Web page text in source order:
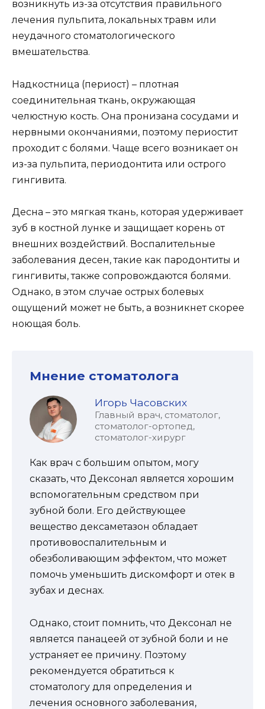
возникнуть из-за отсутствия правильного
лечения пульпита, локальных травм или
неудачного стоматологического
вмешательства.
Надкостница (периост) – плотная
соединительная ткань, окружающая
челюстную кость. Она пронизана сосудами и
нервными окончаниями, поэтому периостит
проходит с болями. Чаще всего возникает он
из-за пульпита, периодонтита или острого
гингивита.
Десна – это мягкая ткань, которая удерживает
зуб в костной лунке и защищает корень от
внешних воздействий. Воспалительные
заболевания десен, такие как пародонтиты и
гингивиты, также сопровождаются болями.
Однако, в этом случае острых болевых
ощущений может не быть, а возникнет скорее
ноющая боль.
Мнение стоматолога
Игорь Часовских
Главный врач, стоматолог,
стоматолог-ортопед,
стоматолог-хирург
Как врач с большим опытом, могу
сказать, что Дексонал является хорошим
вспомогательным средством при
зубной боли. Его действующее
вещество дексаметазон обладает
противовоспалительным и
обезболивающим эффектом, что может
помочь уменьшить дискомфорт и отек в
зубах и деснах.
Однако, стоит помнить, что Дексонал не
является панацеей от зубной боли и не
устраняет ее причину. Поэтому
рекомендуется обратиться к
стоматологу для определения и
лечения основного заболевания,